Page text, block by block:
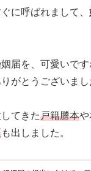
に呼ばれまして、
届を、可愛いで
がとうございま
てきた戸籍謄本や
も出しました。